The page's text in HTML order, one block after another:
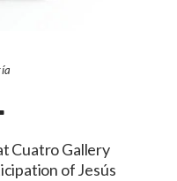
Cuatro Gallery
of Jesús